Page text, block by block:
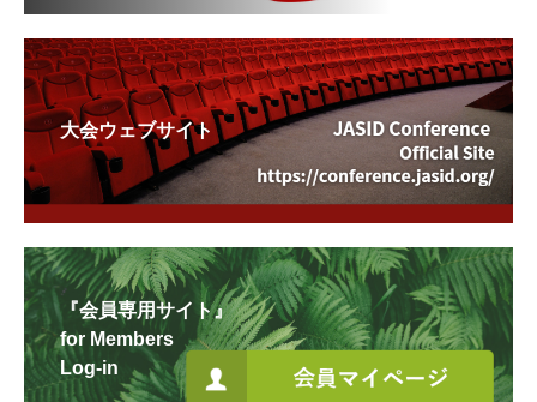
大会ウェブサイト
『会員専用サイト』
for Members
Log-in